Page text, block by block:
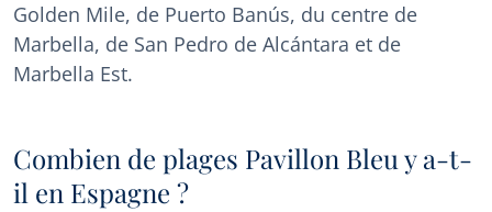
Golden Mile, de Puerto Banús, du centre de
Marbella, de San Pedro de Alcántara et de
Marbella Est.
Combien de plages Pavillon Bleu y a-t-
il en Espagne ?